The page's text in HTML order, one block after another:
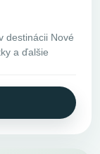
destinácii Nové
a ďalšie